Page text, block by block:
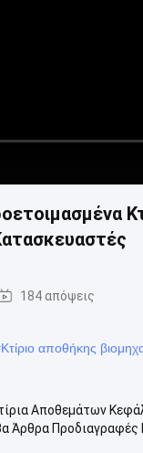
184 απόψεις
Κτίριο αποθήκης
Αποθεμάτων
Προδιαγραφές